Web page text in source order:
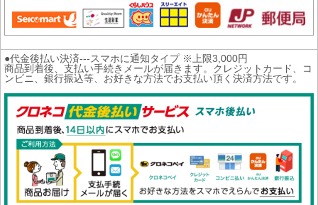
●代金後払い決済---スマホに通知タイプ ※上限3,000円
商品到着後、支払い手続きメールが届きます。クレジットカード、コ
ンビニ、銀行振込等、お好きな方法でお支払い頂く決済方法です。